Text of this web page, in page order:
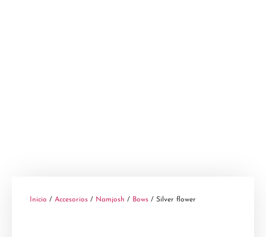
Inicio / Accesorios / Namjosh / Bows / Silver flower